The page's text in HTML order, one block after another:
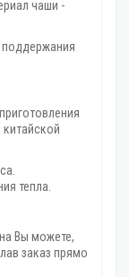
чаши -
поддержания
китайской
тепла.
Вы можете,
заказ прямо